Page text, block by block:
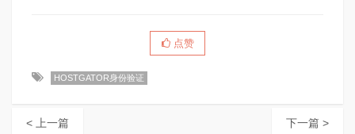
点赞
HOSTGATOR身份验证
< 上一篇 下一篇 >